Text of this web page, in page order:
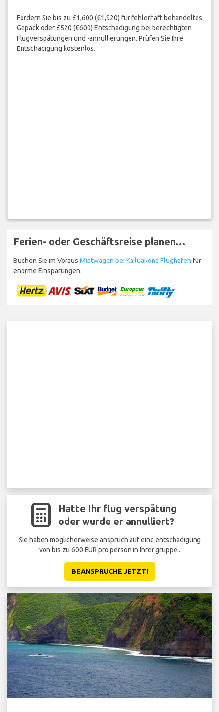
Fordern Sie bis zu £1,600 (€1,920) für fehlerhaft behandeltes
Gepäck oder £520 (€600) Entschädigung bei berechtigten
Flugverspätungen und -annullierungen. Prüfen Sie Ihre
Entschädigung kostenlos.
Ferien- oder Geschäftsreise planen…
Buchen Sie im Voraus Mietwagen bei Kailuakona Flughafen für
enorme Einsparungen.
Hatte Ihr flug verspätung
oder wurde er annulliert?
Sie haben möglicherweise anspruch auf eine entschädigung
von bis zu 600 EUR pro person in Ihrer gruppe..
BEANSPRUCHE JETZT!